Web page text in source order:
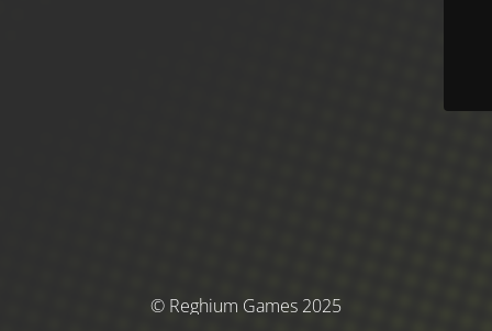
© Reghium Games 2025